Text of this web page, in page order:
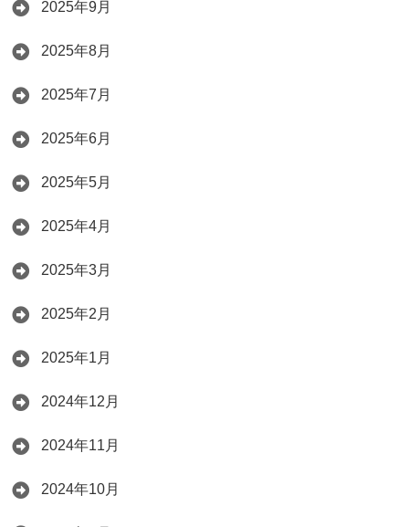
2025年9月
2025年8月
2025年7月
2025年6月
2025年5月
2025年4月
2025年3月
2025年2月
2025年1月
2024年12月
2024年11月
2024年10月